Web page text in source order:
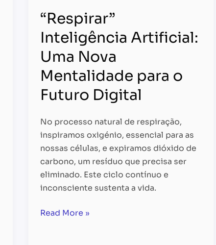
“Respirar”
Inteligência Artificial:
Uma Nova
Mentalidade para o
Futuro Digital
No processo natural de respiração,
inspiramos oxigénio, essencial para as
nossas células, e expiramos dióxido de
carbono, um resíduo que precisa ser
eliminado. Este ciclo contínuo e
inconsciente sustenta a vida.
Read More »